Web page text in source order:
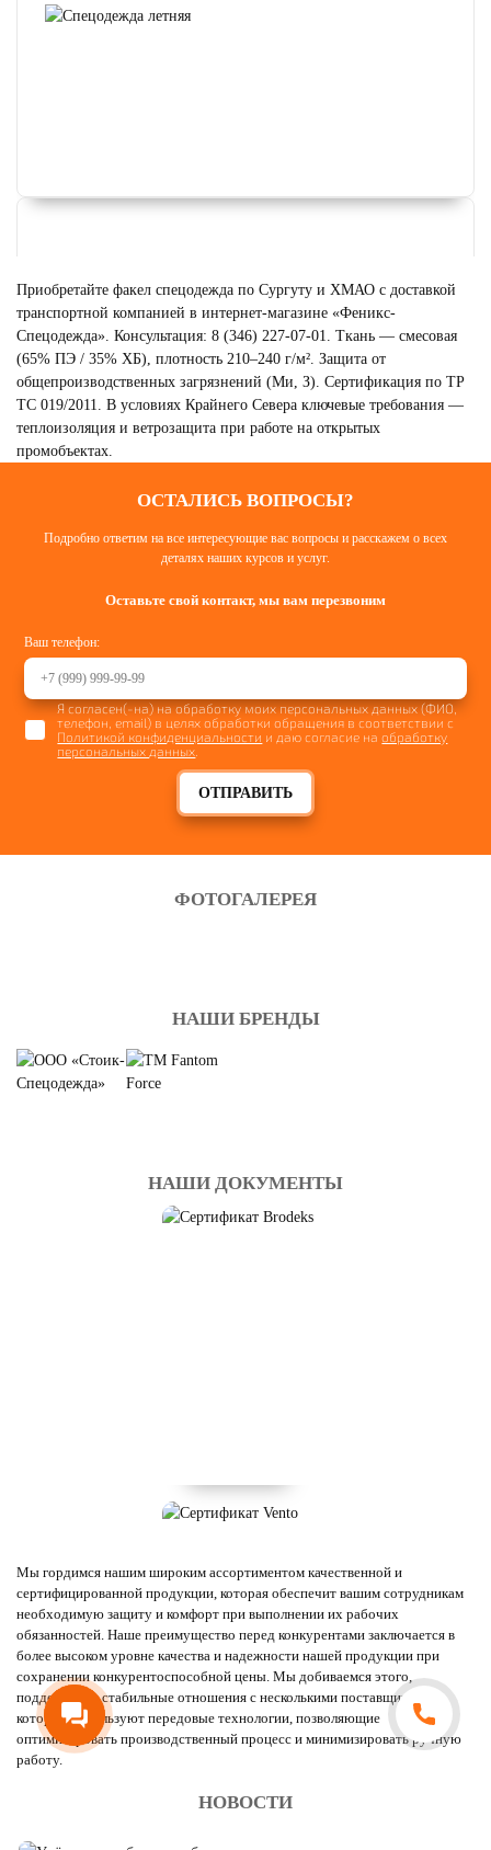
Смотреть
ДЕМИСЕЗОННАЯ
Смотреть
Приобретайте факел спецодежда по Сургуту и ХМАО с доставкой
транспортной компанией в интернет-магазине «Феникс-
Спецодежда». Консультация: 8 (346) 227-07-01. Ткань — смесовая
(65% ПЭ / 35% ХБ), плотность 210–240 г/м². Защита от
общепроизводственных загрязнений (Ми, З). Сертификация по ТР
ТС 019/2011. В условиях Крайнего Севера ключевые требования —
теплоизоляция и ветрозащита при работе на открытых
промобъектах.
ОСТАЛИСЬ ВОПРОСЫ?
Подробно ответим на все интересующие вас вопросы и расскажем о всех
деталях наших курсов и услуг.
Оставьте свой контакт, мы вам перезвоним
Ваш телефон:
ОТПРАВИТЬ
Я согласен(-на) на обработку моих персональных данных (ФИО,
телефон, email) в целях обработки обращения в соответствии с
Политикой конфиденциальности и даю согласие наобработку
персональных данных
ФОТОГАЛЕРЕЯ
НАШИ БРЕНДЫ
НАШИ ДОКУМЕНТЫ
Мы гордимся нашим широким ассортиментом качественной и
сертифицированной продукции, которая обеспечит вашим сотрудникам
необходимую защиту и комфорт при выполнении их рабочих
обязанностей. Наше преимущество перед конкурентами заключается в
более высоком уровне качества и надежности нашей продукции при
сохранении конкурентоспособной цены. Мы добиваемся этого,
поддерживая стабильные отношения с несколькими поставщиками,
которые используют передовые технологии, позволяющие
оптимизировать производственный процесс и минимизировать ручную
работу.
НОВОСТИ